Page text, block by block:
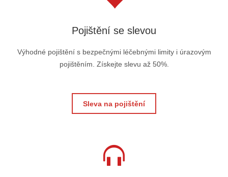
Pojištění se slevou
Výhodné pojištění s bezpečnými léčebnými limity i úrazovým
pojištěním. Získejte slevu až 50%.
Sleva na pojištění